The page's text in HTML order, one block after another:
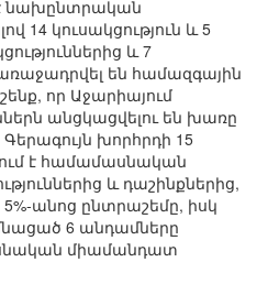
է նախընտրական
14 կուսակցություն և 5
և 7
են համազգային
որ Աջարիայում
անցկացվելու են խառը
խորհրդի 15
է համամասնական
և դաշինքներից,
անոց ընտրաշեմը, իսկ
6 անդամները
միամանդատ